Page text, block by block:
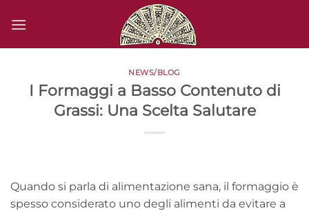
NEWS/BLOG
I Formaggi a Basso Contenuto di
Grassi: Una Scelta Salutare
Quando si parla di alimentazione sana, il formaggio è
spesso considerato uno degli alimenti da evitare a